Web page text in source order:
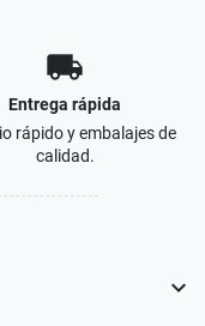
local_shipping
Entrega rápida
rápido y embalajes de
calidad.
